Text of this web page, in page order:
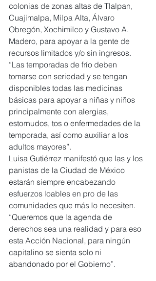
colonias de zonas altas de Tlalpan,
Cuajimalpa, Milpa Alta, Álvaro
Obregón, Xochimilco y Gustavo A.
Madero, para apoyar a la gente de
recursos limitados y/o sin ingresos.
“Las temporadas de frío deben
tomarse con seriedad y se tengan
disponibles todas las medicinas
básicas para apoyar a niñas y niños
principalmente con alergias,
estornudos, tos o enfermedades de la
temporada, así como auxiliar a los
adultos mayores”.
Luisa Gutiérrez manifestó que las y los
panistas de la Ciudad de México
estarán siempre encabezando
esfuerzos loables en pro de las
comunidades que más lo necesiten.
“Queremos que la agenda de
derechos sea una realidad y para eso
esta Acción Nacional, para ningún
capitalino se sienta solo ni
abandonado por el Gobierno”.